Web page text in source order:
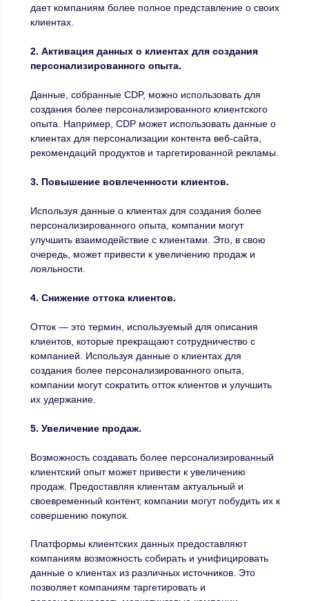
дает компаниям более полное представление о своих
клиентах.
2. Активация данных о клиентах для создания
персонализированного опыта.
Данные, собранные CDP, можно использовать для
создания более персонализированного клиентского
опыта. Например, CDP может использовать данные о
клиентах для персонализации контента веб-сайта,
рекомендаций продуктов и таргетированной рекламы.
3. Повышение вовлеченности клиентов.
Используя данные о клиентах для создания более
персонализированного опыта, компании могут
улучшить взаимодействие с клиентами. Это, в свою
очередь, может привести к увеличению продаж и
лояльности.
4. Снижение оттока клиентов.
Отток — это термин, используемый для описания
клиентов, которые прекращают сотрудничество с
компанией. Используя данные о клиентах для
создания более персонализированного опыта,
компании могут сократить отток клиентов и улучшить
их удержание.
5. Увеличение продаж.
Возможность создавать более персонализированный
клиентский опыт может привести к увеличению
продаж. Предоставляя клиентам актуальный и
своевременный контент, компании могут побудить их к
совершению покупок.
Платформы клиентских данных предоставляют
компаниям возможность собирать и унифицировать
данные о клиентах из различных источников. Это
позволяет компаниям таргетировать и